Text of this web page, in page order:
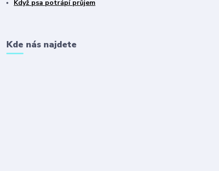
Když psa potrápí průjem
Kde nás najdete